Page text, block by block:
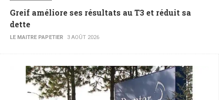
Greif améliore ses résultats au T3 et réduit sa
dette
LE MAITRE PAPETIER 3 AOÛT 2026